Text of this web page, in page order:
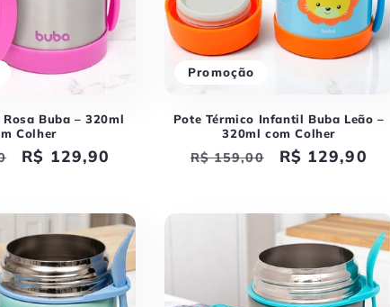
Buba – 320ml
Colher
Preço
R$ 129,90
Promoção
Pote Térmico Infantil Buba Leão –
320ml com Colher
Preço
R$ 159,00
Preço
R$ 129,90